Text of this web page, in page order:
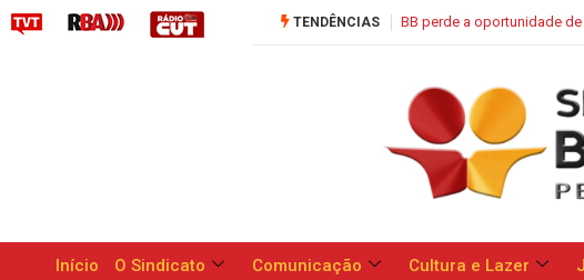
TENDÊNCIAS
BB perde a oportunidade de apresentar respostas às
Início O Sindicato Comunicação Cultura e Lazer